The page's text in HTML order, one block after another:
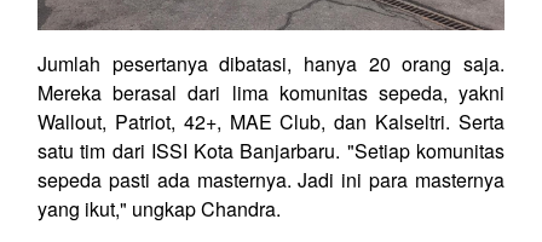
Jumlah pesertanya dibatasi, hanya 20 orang saja.
Mereka berasal dari lima komunitas sepeda, yakni
Wallout, Patriot, 42+, MAE Club, dan Kalseltri. Serta
satu tim dari ISSI Kota Banjarbaru. "Setiap komunitas
sepeda pasti ada masternya. Jadi ini para masternya
yang ikut," ungkap Chandra.